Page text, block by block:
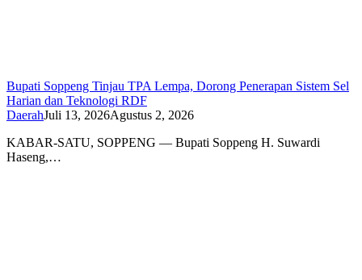
Bupati Soppeng Tinjau TPA Lempa, Dorong Penerapan Sistem Sel
Harian dan Teknologi RDF
DaerahJuli 13, 2026Agustus 2, 2026
KABAR-SATU, SOPPENG — Bupati Soppeng H. Suwardi
Haseng,…